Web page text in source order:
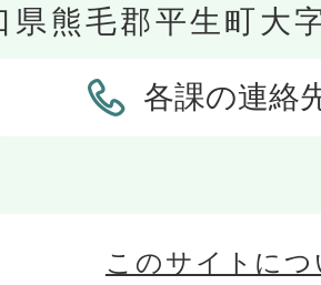
県熊毛郡平生町大
各課の連絡
このサイトに